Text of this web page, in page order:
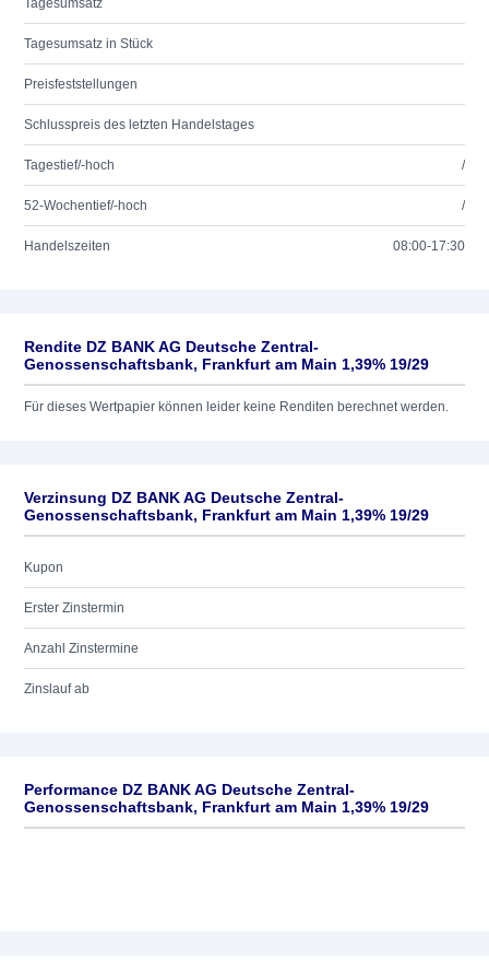
Tagesumsatz
Tagesumsatz in Stück
Preisfeststellungen
Schlusspreis des letzten Handelstages
Tagestief/-hoch /
52-Wochentief/-hoch /
Handelszeiten 08:00-17:30
Rendite DZ BANK AG Deutsche Zentral-
Genossenschaftsbank, Frankfurt am Main 1,39% 19/29
Für dieses Wertpapier können leider keine Renditen berechnet werden.
Verzinsung DZ BANK AG Deutsche Zentral-
Genossenschaftsbank, Frankfurt am Main 1,39% 19/29
Kupon
Erster Zinstermin
Anzahl Zinstermine
Zinslauf ab
Performance DZ BANK AG Deutsche Zentral-
Genossenschaftsbank, Frankfurt am Main 1,39% 19/29